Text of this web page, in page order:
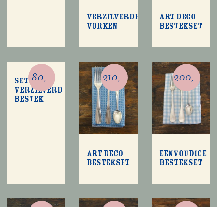
Verzilverde
vorken
Art deco
bestekset
Set
verzilverd
bestek
80,-
Art deco
bestekset
210,-
Eenvoudige
bestekset
200,-